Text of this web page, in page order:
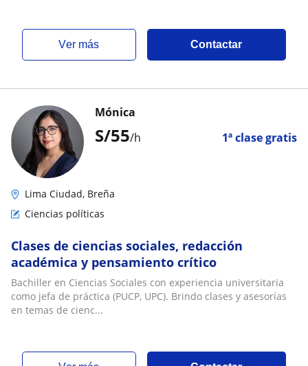
ver más Contactar
S/55/h 1ª clase gratis
Mónica
Lima Ciudad, Breña
Ciencias políticas
Clases de ciencias sociales, redacción
académica y pensamiento crítico
Bachiller en Ciencias Sociales con experiencia universitaria
como jefa de práctica (PUCP, UPC). Brindo clases y asesorías
en temas de cienc...